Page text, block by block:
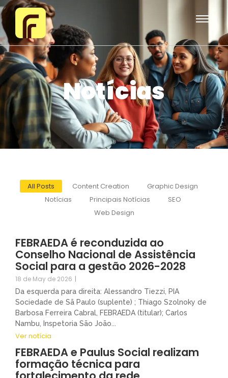
Notícias
All Posts Content Creation
Graphic Design
Notícias
Principais Notícias
SEO
Web Design
FEBRAEDA é reconduzida ao
Conselho Nacional de Assistência
Social para a gestão 2026-2028
18 de May de 2026 |
Da esquerda para direita: Alessandro Tiezzi, PIA
Sociedade de Sã Paulo (suplente) ; Thiago Szolnoky de
Barbosa Ferreira Cabral, FEBRAEDA (titular); Carlos
Nambu, Inspetoria São João...
Ver notícia
FEBRAEDA e Paulus Social realizam
formação técnica para